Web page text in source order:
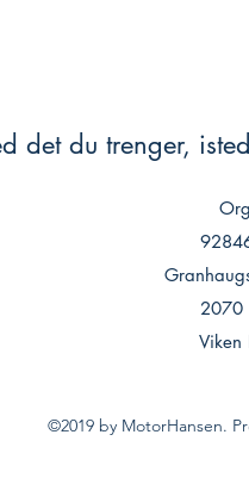
det du trenger,
2070
Viken
©2019 by MotorHansen.